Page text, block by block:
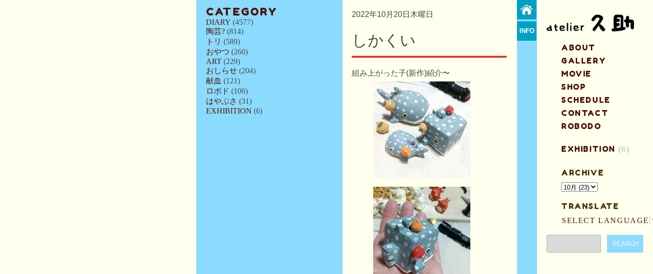
CATEGORY
DIARY (4577)
陶芸? (814)
トリ (589)
おやつ (260)
ART (229)
おしらせ (204)
献血 (121)
ロボド (106)
はやぶさ (31)
EXHIBITION (6)
2022年10月20日木曜日
しかくい
組み上がった子(新作)紹介〜
INFO
ABOUT
GALLERY
MOVIE
SHOP
SCHEDULE
CONTACT
ROBODO
EXHIBITION (6)
ARCHIVE
TRANSLATE
SELECT LANGUAGE